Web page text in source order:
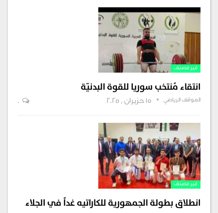
غير مصنف
انتقاء مُنتخب سوريا للقوة البدنيّة
الموقف الرياضي 15 حزيران , 2025 0
غير مصنف
انطلاق بطولة الجمهورية للكاراتيه غداً في الجلاء